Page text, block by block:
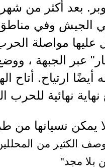
أكتوبر. بعد أكثر
في الجيش وفي
عبر الجبهة ،
أيضًا ارتياح. أتاح
نهائية للحرب العالمية
يمكن نسيانها من
الكثير من
بلا مجد"